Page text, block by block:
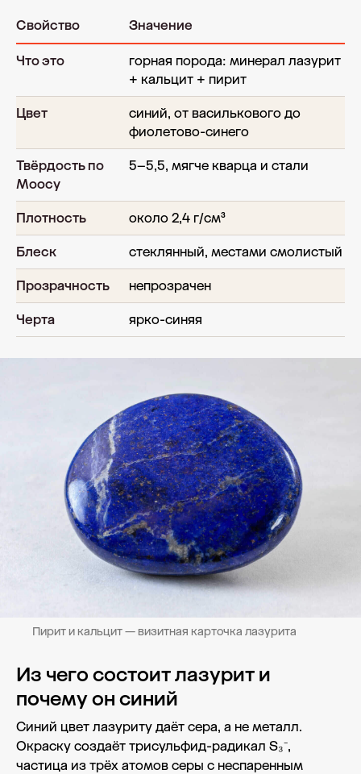
Свойство Значение
Что это
горная порода: минерал лазурит
+ кальцит + пирит
Цвет
синий, от василькового до
фиолетово-синего
Твёрдость по
Моосу
5–5,5, мягче кварца и стали
Плотность около 2,4 г/см³
Блеск стеклянный, местами смолистый
Прозрачность непрозрачен
Черта ярко-синяя
Пирит и кальцит — визитная карточка лазурита
Из чего состоит лазурит и
почему он синий
Синий цвет лазуриту даёт сера, а не металл.
Окраску создаёт трисульфид-радикал S₃⁻,
частица из трёх атомов серы с неспаренным